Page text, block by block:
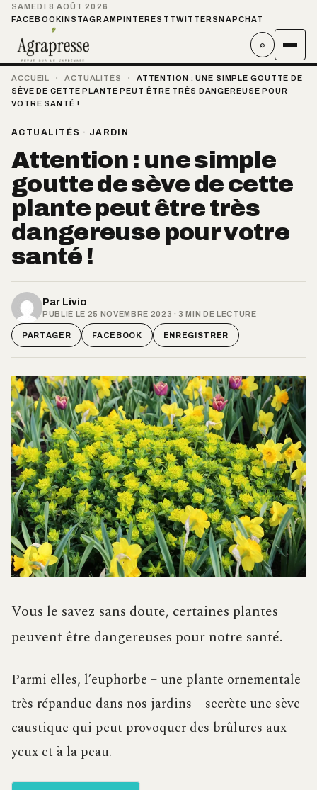
SAMEDI 8 AOÛT 2026
FACEBOOKINSTAGRAMPINTEREST TWITTER SNAPCHAT
⌕
ACCUEIL › ACTUALITÉS ›
ATTENTION : UNE SIMPLE GOUTTE DE
SÈVE DE CETTE PLANTE PEUT ÊTRE TRÈS DANGEREUSE POUR
VOTRE SANTÉ !
ACTUALITÉS · JARDIN
Attention : une simple
goutte de sève de cette
plante peut être très
dangereuse pour votre
santé !
Par Livio
PUBLIÉ LE 25 NOVEMBRE 2023 · 3 MIN DE LECTURE
PARTAGER FACEBOOK ENREGISTRER
Vous le savez sans doute, certaines plantes
peuvent être dangereuses pour notre santé.
Parmi elles, l’euphorbe – une plante ornementale
très répandue dans nos jardins – secrète une sève
caustique qui peut provoquer des brûlures aux
yeux et à la peau.